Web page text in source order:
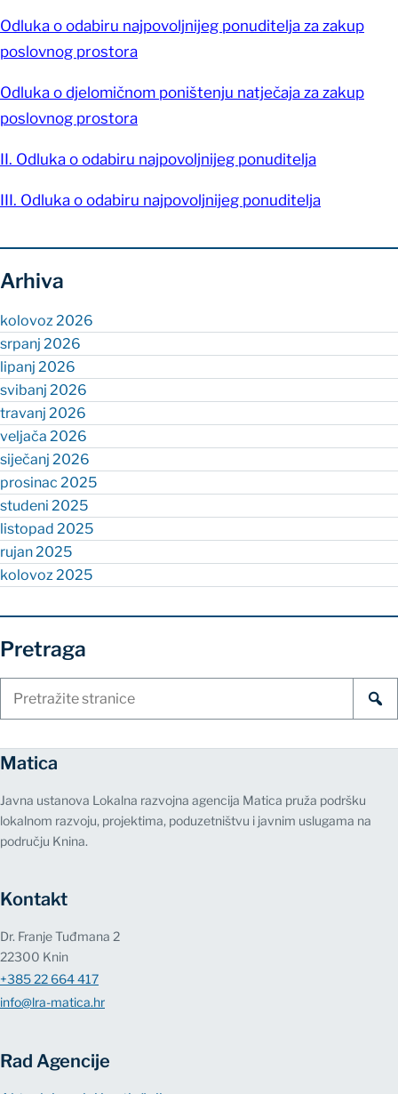
Odluka o odabiru najpovoljnijeg ponuditelja za zakup
poslovnog prostora
Odluka o djelomičnom poništenju natječaja za zakup
poslovnog prostora
II. Odluka o odabiru najpovoljnijeg ponuditelja
III. Odluka o odabiru najpovoljnijeg ponuditelja
Arhiva
kolovoz 2026
srpanj 2026
lipanj 2026
svibanj 2026
travanj 2026
veljača 2026
siječanj 2026
prosinac 2025
studeni 2025
listopad 2025
rujan 2025
kolovoz 2025
Pretraga
Matica
Javna ustanova Lokalna razvojna agencija Matica pruža podršku
lokalnom razvoju, projektima, poduzetništvu i javnim uslugama na
području Knina.
Kontakt
Dr. Franje Tuđmana 2
22300 Knin
+385 22 664 417
info@lra-matica.hr
Rad Agencije